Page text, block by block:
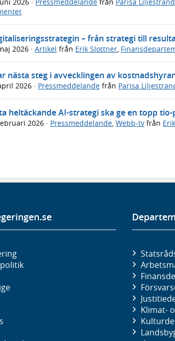
– från strategi till
2026 · Artikel från Erik Slottner
nästa steg i avvecklingen av
2026 · Pressmeddelande från Parisa
heltäckande AI-strategi ska ge en topp
2026 · Pressmeddelande, Webb-tv från
Klimat-